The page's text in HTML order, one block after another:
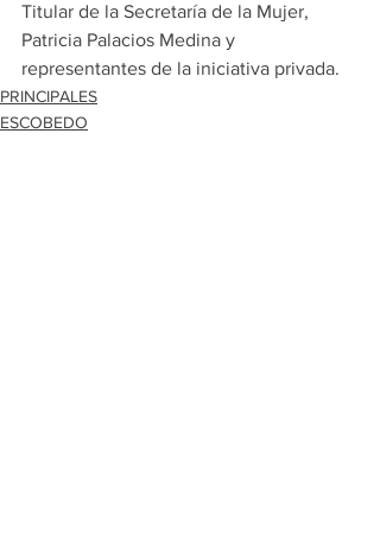
Titular de la Secretaría de la Mujer,
Patricia Palacios Medina y
representantes de la iniciativa privada.
PRINCIPALES
ESCOBEDO